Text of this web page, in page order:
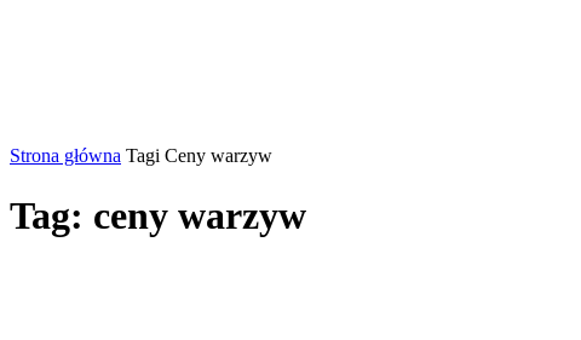
Strona główna Tagi Ceny warzyw
Tag: ceny warzyw